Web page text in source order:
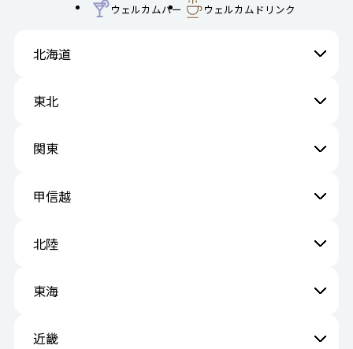
ウェルカムバー
ウェルカムドリンク
北海道
東北
関東
甲信越
北陸
東海
近畿